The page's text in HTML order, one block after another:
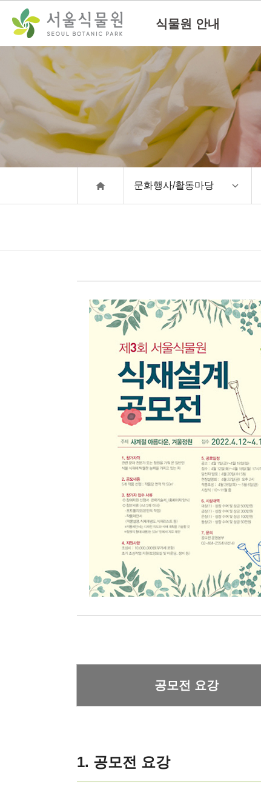
본문으로
바로가기
식물원 안내
문화행사/활동마당
공모전 요강
1. 공모전 요강